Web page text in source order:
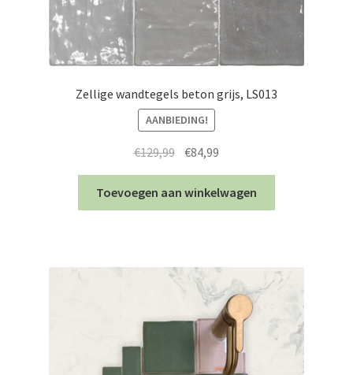
Zellige wandtegels beton grijs, LS013
AANBIEDING!
€129,99 Oorspronkelijke
prijs
was:
€129,99.
€84,99
prijs
is:
€84,99.
Toevoegen aan winkelwagen